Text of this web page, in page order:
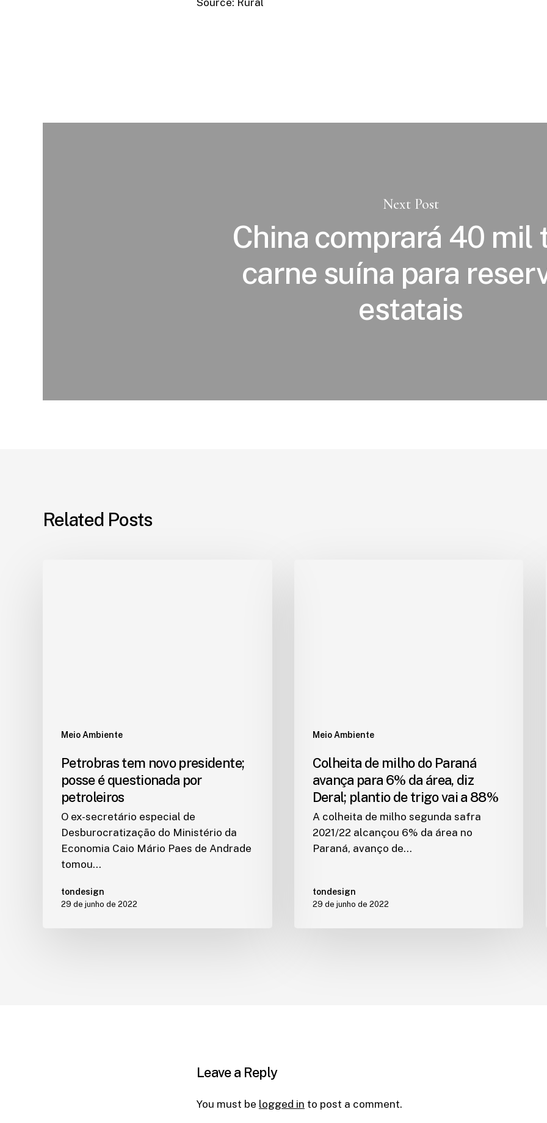
Source: Rural
Next Post
China comprará 40 mil
carne suína para
estatais
Related Posts
Meio Ambiente
Petrobras tem novo presidente;
posse é questionada por
petroleiros
O ex-secretário especial de
Desburocratização do Ministério da
Economia Caio Mário Paes de Andrade
tomou…
tondesign
29 de junho de 2022
Meio Ambiente
Colheita de milho do Paraná
avança para 6% da área, diz
Deral; plantio de trigo vai a 88%
A colheita de milho segunda safra
2021/22 alcançou 6% da área no
Paraná, avanço de…
tondesign
29 de junho de 2022
Leave a Reply
You must be logged in to post a comment.